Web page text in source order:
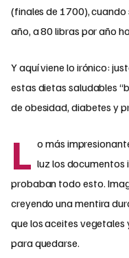
(finales de 1700),
año, a 80 libras por año
Y aquí viene lo irónico:
estas dietas saludables
de obesidad, diabetes y
L o más
luz los documentos
probaban todo esto.
creyendo una mentira
que los aceites
para quedarse.